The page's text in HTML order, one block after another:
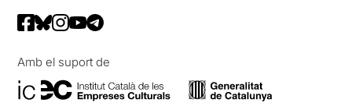
Amb el suport de